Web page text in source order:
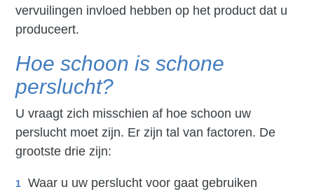
vervuilingen invloed hebben op het product dat u
produceert.
Hoe schoon is schone
perslucht?
U vraagt zich misschien af hoe schoon uw
perslucht moet zijn. Er zijn tal van factoren. De
grootste drie zijn:
Waar u uw perslucht voor gaat gebruiken